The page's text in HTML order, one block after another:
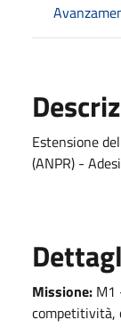
Estensione
(ANPR) -
Missione: M1
competitività,